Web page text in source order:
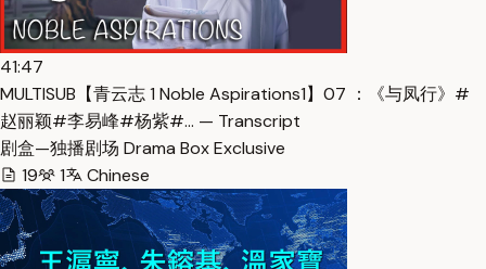
41:47
MULTISUB【青云志 1 Noble Aspirations1】07 ：《与凤行》#
赵丽颖#李易峰#杨紫#… — Transcript
剧盒—独播剧场 Drama Box Exclusive
19
1 Chinese